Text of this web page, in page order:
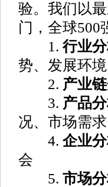
验。我们以
门，全球500
1.行业
势、发展环境
2. 产业
3. 产品
况、市场需求
4. 企业
会
5. 市场